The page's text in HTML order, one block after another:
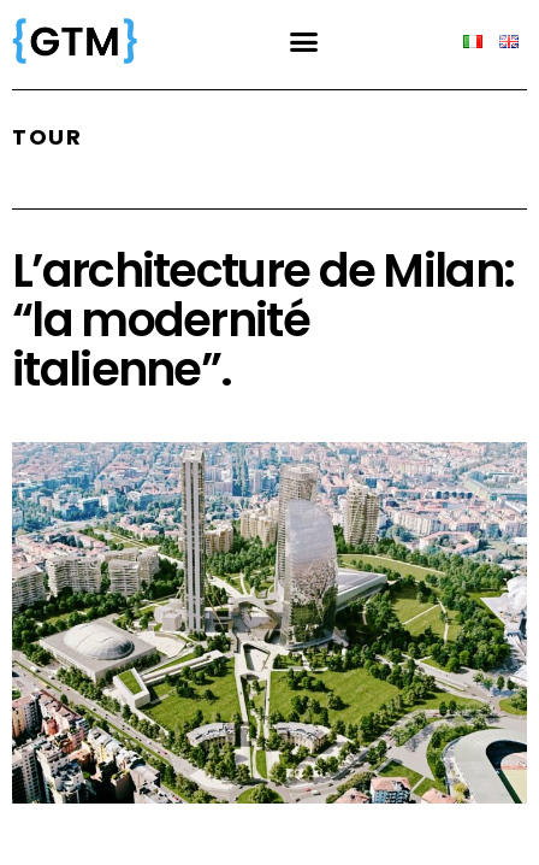
TOUR
L’architecture de Milan:
“la modernité
italienne”.